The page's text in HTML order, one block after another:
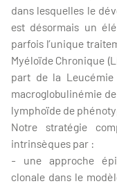
dans lesquelles le
est désormais un
parfois l’unique
Myéloïde Chronique
part de la Leucémie
macroglobulinémie
lymphoïde de
Notre stratégie
intrinsèques par :
- une approche
clonale dans le